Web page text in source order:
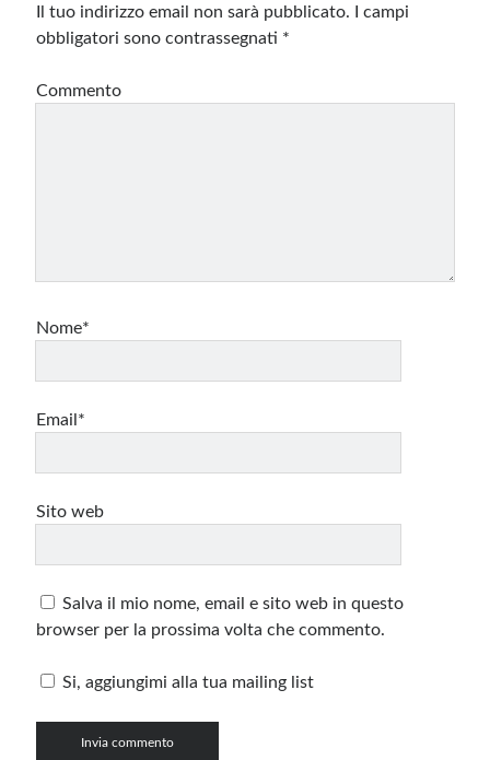
Il tuo indirizzo email non sarà pubblicato.
I campi
obbligatori sono contrassegnati *
Commento
Nome*
Email*
Sito web
Salva il mio nome, email e sito web in questo
browser per la prossima volta che commento.
Si, aggiungimi alla tua mailing list